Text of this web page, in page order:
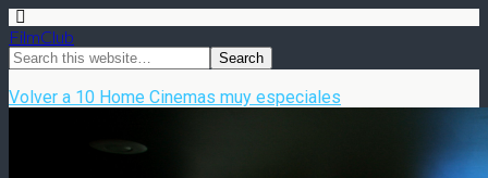
FilmClub
Volver a 10 Home Cinemas muy especiales